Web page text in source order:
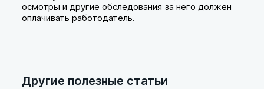
осмотры и другие обследования за него должен
оплачивать работодатель.
Другие полезные статьи